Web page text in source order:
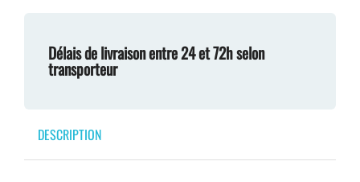
Délais de livraison entre 24 et 72h selon
transporteur
DESCRIPTION